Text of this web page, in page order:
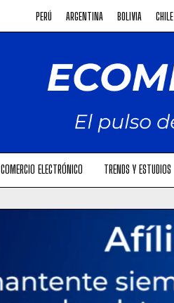
PERÚ ARGENTINA BOLIVIA CHILE
COMERCIO ELECTRÓNICO TRENDS Y ESTUDIOS